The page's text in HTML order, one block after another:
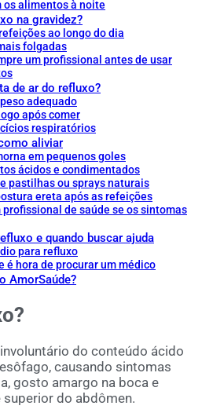
os alimentos à noite
na gravidez?
ao longo do dia
folgadas
um profissional antes de usar
de ar do refluxo?
adequado
após comer
respiratórios
aliviar
em pequenos goles
ácidos e condimentados
pastilhas ou sprays naturais
ereta após as refeições
profissional de saúde se os sintomas
e quando buscar ajuda
para refluxo
é hora de procurar um médico
AmorSaúde?
do conteúdo ácido
causando sintomas
gosto amargo na boca e
do abdômen.